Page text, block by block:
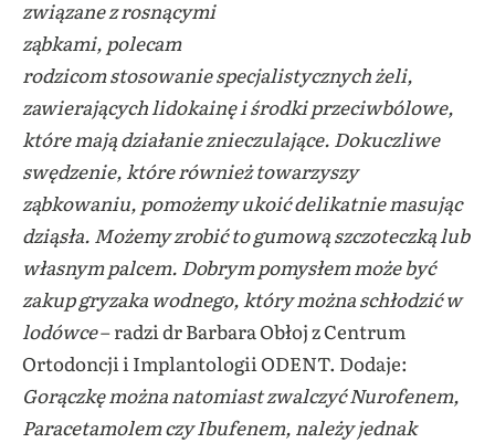
związane z rosnącymi
ząbkami, polecam
rodzicom stosowanie specjalistycznych żeli,
zawierających lidokainę i środki przeciwbólowe,
które mają działanie znieczulające. Dokuczliwe
swędzenie, które również towarzyszy
ząbkowaniu, pomożemy ukoić delikatnie masując
dziąsła. Możemy zrobić to gumową szczoteczką lub
własnym palcem. Dobrym pomysłem może być
zakup gryzaka wodnego, który można schłodzić w
lodówce– radzi dr BarbaraObłoj z Centrum
Ortodoncji i Implantologii ODENT. Dodaje:
Gorączkę można natomiast zwalczyć Nurofenem,
Paracetamolem czy Ibufenem, należy jednak